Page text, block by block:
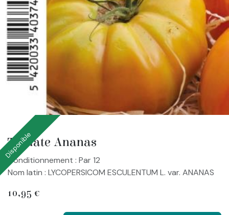
Tomate Ananas
Disponible
Conditionnement : Par 12
Nom latin : LYCOPERSICOM ESCULENTUM L. var. ANANAS
10,95 €